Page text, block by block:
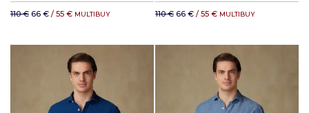
110 € 66 € / 55 € MULTIBUY 110 € 66 € / 55 € MULTIBUY